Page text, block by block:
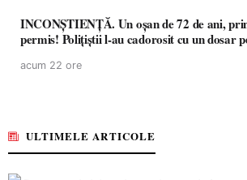
INCONȘTIENȚĂ. Un oșan de 72 de ani,
permis! Polițiștii l-au cadorosit cu un dosar
acum 22 ore
ULTIMELE ARTICOLE